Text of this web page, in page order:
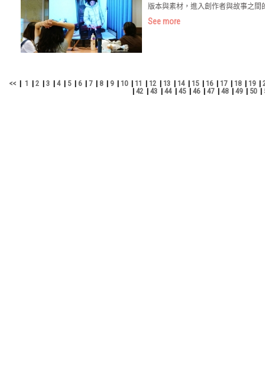
版本與素材，進入創作者與故事之間
See more
<< | 1 | 2 | 3 | 4 | 5 | 6 | 7 | 8 | 9 | 10 | 11 | 12 | 13 | 14 | 15 | 16 | 17 | 18 | 19 |
| 42 | 43 | 44 | 45 | 46 | 47 | 48 | 49 | 50 |